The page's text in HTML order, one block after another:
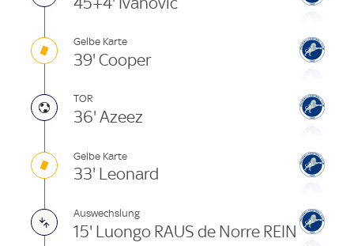
Gelbe Karte
39' Cooper
TOR
36' Azeez
Gelbe Karte
33' Leonard
Auswechslung
15' Luongo RAUS de Norre REIN